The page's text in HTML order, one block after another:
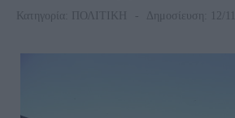
Κατηγορία: ΠΟΛΙΤΙΚΗ Δημοσίευση: 12/